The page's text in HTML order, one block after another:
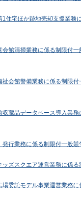
1住宅ほか跡地売却支援業務
会館清掃業務に係る制限付
祉会館警備業務に係る制限
収蔵品データベース導入業
発行業務に係る制限付一般競
ッズスクエア運営業務に係
場委託モデル事業運営業務に